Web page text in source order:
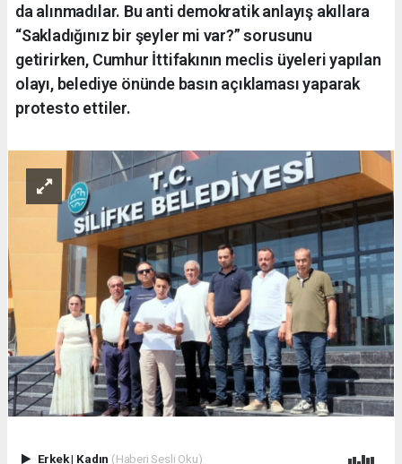
da alınmadılar. Bu anti demokratik anlayış akıllara
“Sakladığınız bir şeyler mi var?” sorusunu
getirirken, Cumhur İttifakının meclis üyeleri yapılan
olayı, belediye önünde basın açıklaması yaparak
protesto ettiler.
Erkek| Kadın (Haberi Sesli Oku)